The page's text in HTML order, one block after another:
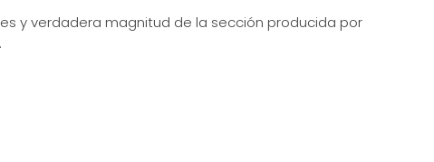
y verdadera magnitud de la sección producida por